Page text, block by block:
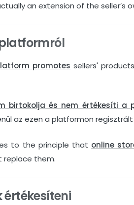
an extension of the seller’s
promotes sellers'
birtokolja és nem értékesíti a
az ezen a platformon
to the principle that online
replace them.
értékesíteni